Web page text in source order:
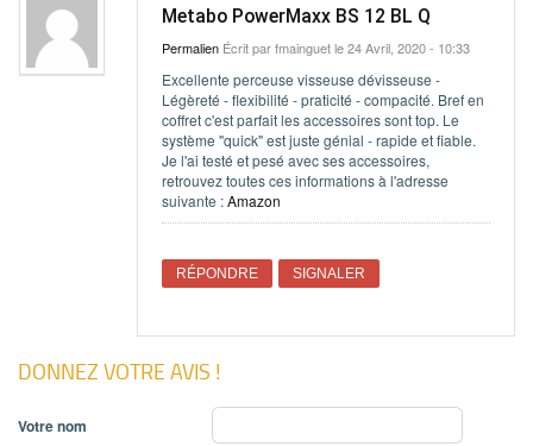
Metabo PowerMaxx BS 12 BL Q
Permalien Écrit parfmainguetle 24 Avril, 2020 - 10:33
Excellente perceuse visseuse dévisseuse -
Légèreté - flexibilité - praticité - compacité. Bref en
coffret c'est parfait les accessoires sont top. Le
système "quick" est juste génial - rapide et fiable.
Je l'ai testé et pesé avec ses accessoires,
retrouvez toutes ces informations à l'adresse
suivante :Amazon
RÉPONDRE SIGNALER
DONNEZ VOTRE AVIS !
Votre nom